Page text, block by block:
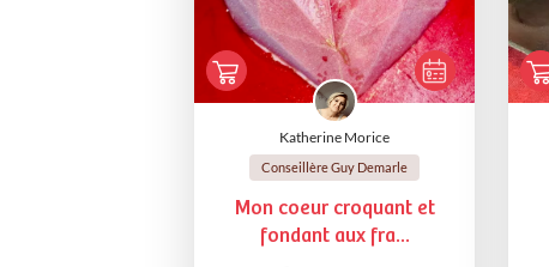
Katherine Morice
Conseillère Guy Demarle
Mon coeur croquant et
fondant aux fra...